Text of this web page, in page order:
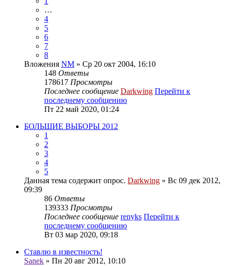
…
4
5
6
7
8
Вложения NM » Ср 20 окт 2004, 16:10
148 Ответы
178617 Просмотры
Последнее сообщение Darkwing Перейти к
последнему сообщению
Пт 22 май 2020, 01:24
БОЛЬШИЕ ВЫБОРЫ 2012
1
2
3
4
5
Данная тема содержит опрос. Darkwing » Вс 09 дек 2012,
09:39
86 Ответы
139333 Просмотры
Последнее сообщение renyks Перейти к
последнему сообщению
Вт 03 мар 2020, 09:18
Ставлю в известность!
Sanek » Пн 20 авг 2012, 10:10